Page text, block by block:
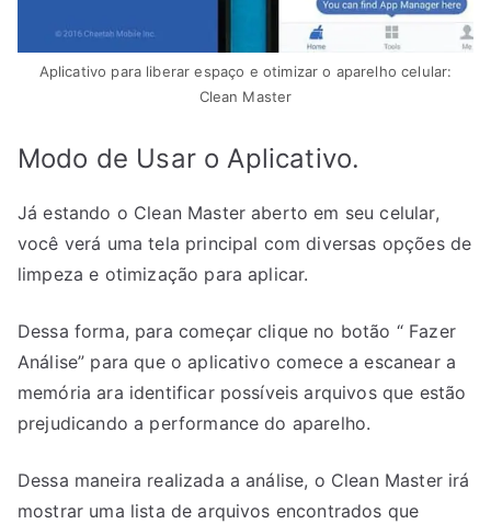
Aplicativo para liberar espaço e otimizar o aparelho celular:
Clean Master
Modo de Usar o Aplicativo.
Já estando o Clean Master aberto em seu celular,
você verá uma tela principal com diversas opções de
limpeza e otimização para aplicar.
Dessa forma, para começar clique no botão “ Fazer
Análise” para que o aplicativo comece a escanear a
memória ara identificar possíveis arquivos que estão
prejudicando a performance do aparelho.
Dessa maneira realizada a análise, o Clean Master irá
mostrar uma lista de arquivos encontrados que